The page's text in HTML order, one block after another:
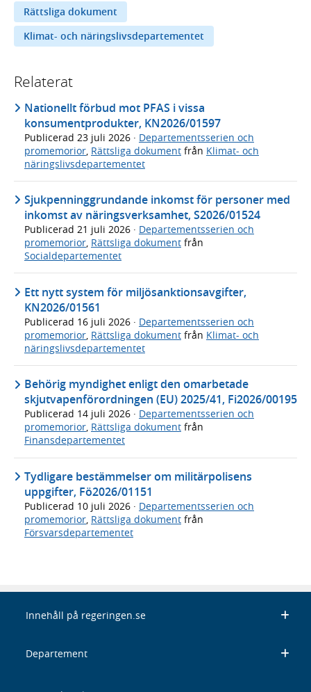
Rättsliga dokument
Klimat- och näringslivsdepartementet
Relaterat
Nationellt förbud mot PFAS i vissa
konsumentprodukter, KN2026/01597
Publicerad 23 juli 2026 · Departementsserien och
promemorior Rättsliga dokument från Klimat- och
näringslivsdepartementet
Sjukpenninggrundande inkomst för personer med
inkomst av näringsverksamhet, S2026/01524
Publicerad 21 juli 2026 · Departementsserien och
promemorior, Rättsliga dokument från
Socialdepartementet
Ett nytt system för miljösanktionsavgifter,
KN2026/01561
Publicerad 16 juli 2026 · Departementsserien och
promemorior, Rättsliga dokument från Klimat- och
näringslivsdepartementet
Behörig myndighet enligt den omarbetade
skjutvapenförordningen (EU) 2025/41, Fi2026/00195
Publicerad 14 juli 2026 · Departementsserien och
promemorior, Rättsliga dokument från
Finansdepartementet
Tydligare bestämmelser om militärpolisens
uppgifter, Fö2026/01151
Publicerad 10 juli 2026 · Departementsserien och
promemorior, Rättsliga dokument från
Försvarsdepartementet
Innehåll på regeringen.se
Departement